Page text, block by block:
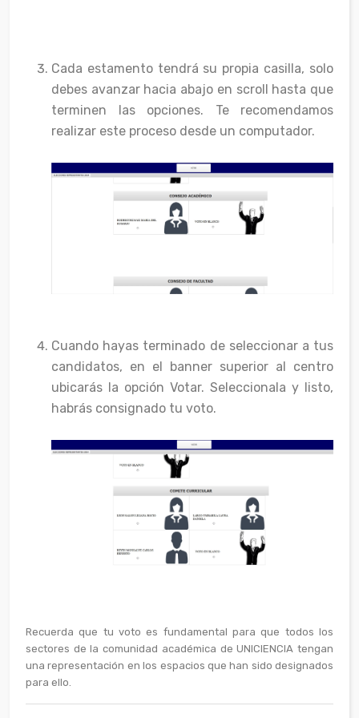
Cada estamento tendrá su propia casilla, solo
debes avanzar hacia abajo en scroll hasta que
terminen las opciones. Te recomendamos
realizar este proceso desde un computador.
Cuando hayas terminado de seleccionar a tus
candidatos, en el banner superior al centro
ubicarás la opción Votar. Seleccionala y listo,
habrás consignado tu voto.
Recuerda que tu voto es fundamental para que todos los
sectores de la comunidad académica de UNICIENCIA tengan
una representación en los espacios que han sido designados
para ello.